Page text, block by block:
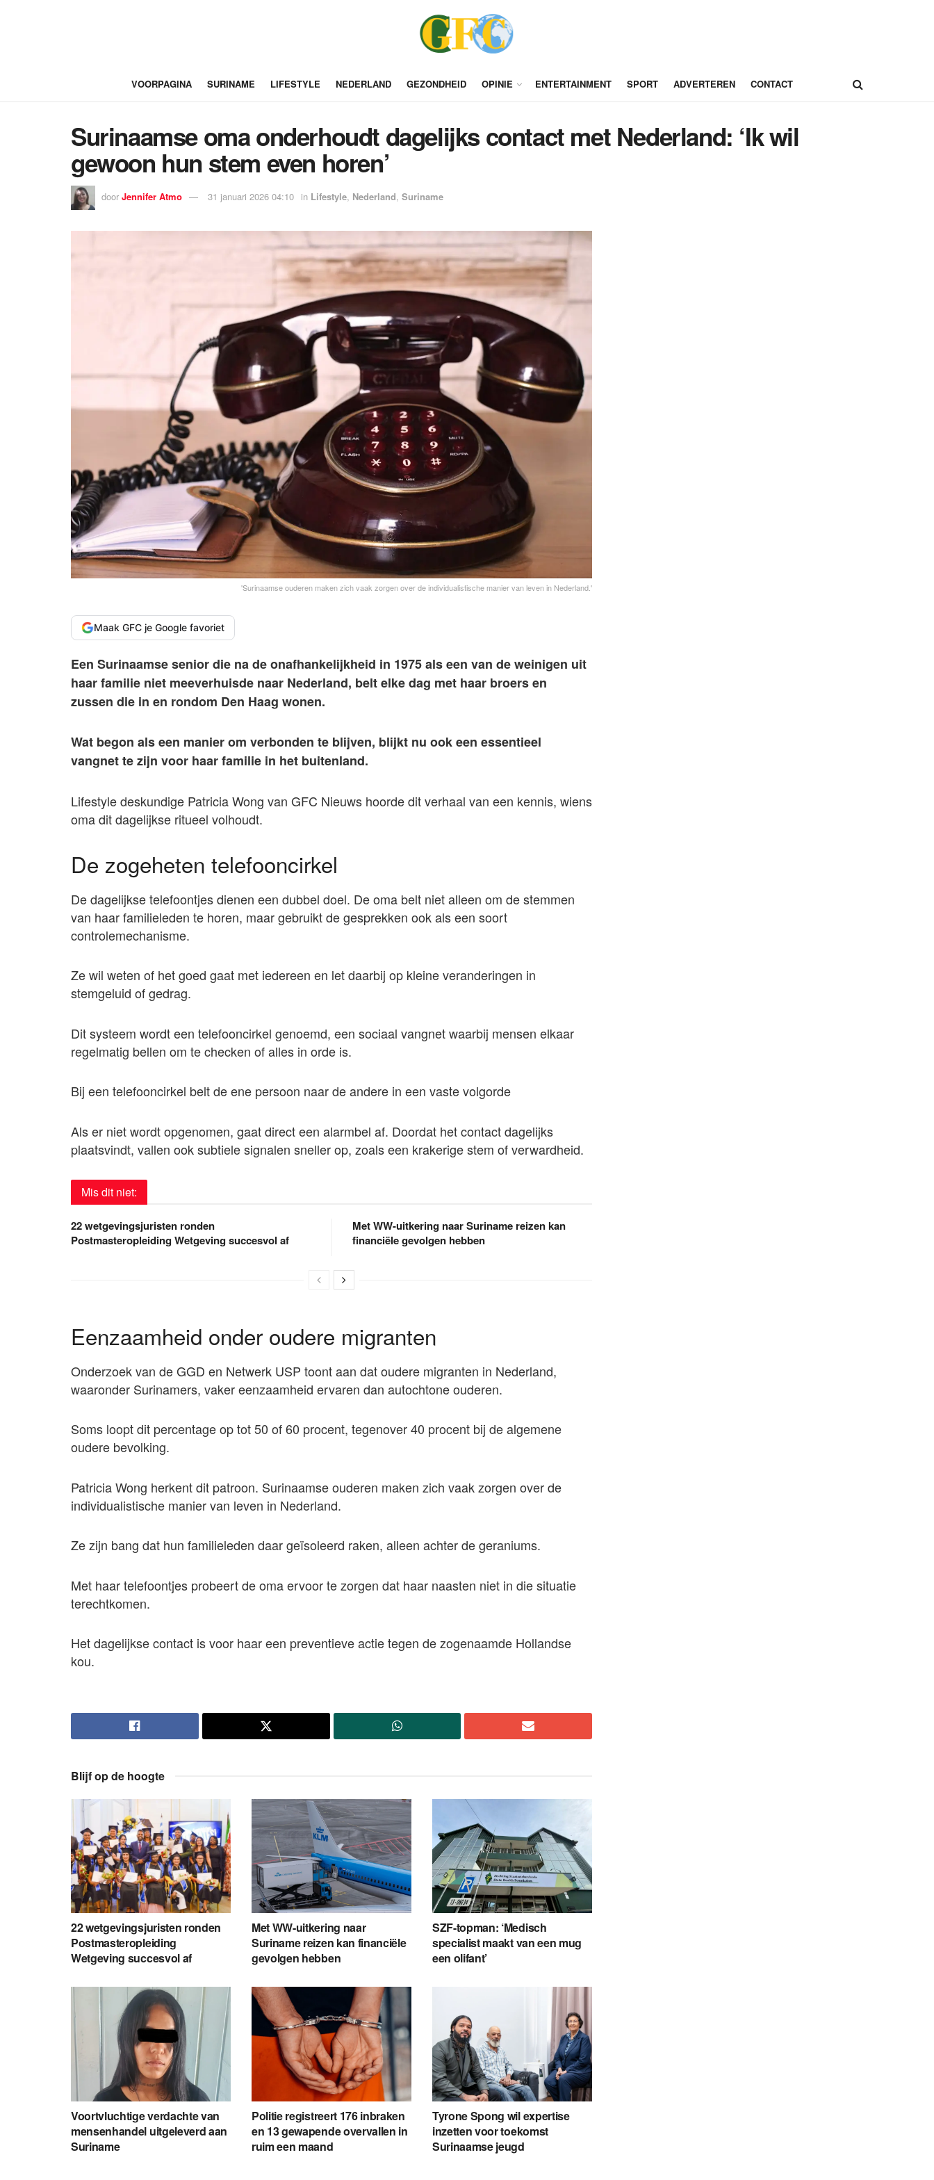
VOORPAGINA SURINAME LIFESTYLE NEDERLAND GEZONDHEID OPINIE ENTERTAINMENT SPORT ADVERTEREN CONTACT
Surinaamse oma onderhoudt dagelijks contact met Nederland: ‘Ik wil
gewoon hun stem even horen’
door Jennifer Atmo 31 januari 2026 04:10 in Lifestyle, Nederland, Suriname
'Surinaamse ouderen maken zich vaak zorgen over de individualistische manier van leven in Nederland.'
Maak GFC je Google favoriet
Een Surinaamse senior die na de onafhankelijkheid in 1975 als een van de weinigen uit
haar familie niet meeverhuisde naar Nederland, belt elke dag met haar broers en
zussen die in en rondom Den Haag wonen.
Wat begon als een manier om verbonden te blijven, blijkt nu ook een essentieel
vangnet te zijn voor haar familie in het buitenland.
Lifestyle deskundige Patricia Wong van GFC Nieuws hoorde dit verhaal van een kennis, wiens
oma dit dagelijkse ritueel volhoudt.
De zogeheten telefooncirkel
De dagelijkse telefoontjes dienen een dubbel doel. De oma belt niet alleen om de stemmen
van haar familieleden te horen, maar gebruikt de gesprekken ook als een soort
controlemechanisme.
Ze wil weten of het goed gaat met iedereen en let daarbij op kleine veranderingen in
stemgeluid of gedrag.
Dit systeem wordt een telefooncirkel genoemd, een sociaal vangnet waarbij mensen elkaar
regelmatig bellen om te checken of alles in orde is.
Bij een telefooncirkel belt de ene persoon naar de andere in een vaste volgorde
Als er niet wordt opgenomen, gaat direct een alarmbel af. Doordat het contact dagelijks
plaatsvindt, vallen ook subtiele signalen sneller op, zoals een krakerige stem of verwardheid.
Mis dit niet:
22 wetgevingsjuristen ronden
Postmasteropleiding Wetgeving succesvol af
Met WW-uitkering naar Suriname reizen kan
financiële gevolgen hebben
Eenzaamheid onder oudere migranten
Onderzoek van de GGD en Netwerk USP toont aan dat oudere migranten in Nederland,
waaronder Surinamers, vaker eenzaamheid ervaren dan autochtone ouderen.
Soms loopt dit percentage op tot 50 of 60 procent, tegenover 40 procent bij de algemene
oudere bevolking.
Patricia Wong herkent dit patroon. Surinaamse ouderen maken zich vaak zorgen over de
individualistische manier van leven in Nederland.
Ze zijn bang dat hun familieleden daar geïsoleerd raken, alleen achter de geraniums.
Met haar telefoontjes probeert de oma ervoor te zorgen dat haar naasten niet in die situatie
terechtkomen.
Het dagelijkse contact is voor haar een preventieve actie tegen de zogenaamde Hollandse
kou.
Blijf op de hoogte
22 wetgevingsjuristen ronden
Postmasteropleiding
Wetgeving succesvol af
Met WW-uitkering naar
Suriname reizen kan financiële
gevolgen hebben
SZF-topman: ‘Medisch
specialist maakt van een mug
een olifant’
Voortvluchtige verdachte van
mensenhandel uitgeleverd aan
Suriname
Politie registreert 176 inbraken
en 13 gewapende overvallen in
ruim een maand
Tyrone Spong wil expertise
inzetten voor toekomst
Surinaamse jeugd